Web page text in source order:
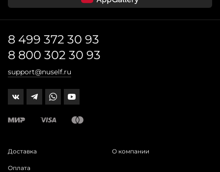
8 499 372 30 93
8 800 302 30 93
support@nuself.ru
Доставка
Оплата
О компании